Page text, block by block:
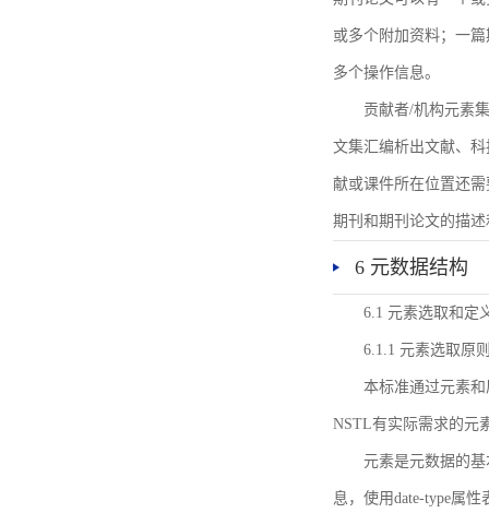
或多个附加资料；一
多个操作信息。
贡献者/机构元素
文集汇编析出文献、
献或课件所在位置还
期刊和期刊论文的描
6 元数据结构
6.1 元素选取和定
6.1.1 元素选取原
本标准通过元素
NSTL有实际需求的元
元素是元数据的
息，使用date-type属